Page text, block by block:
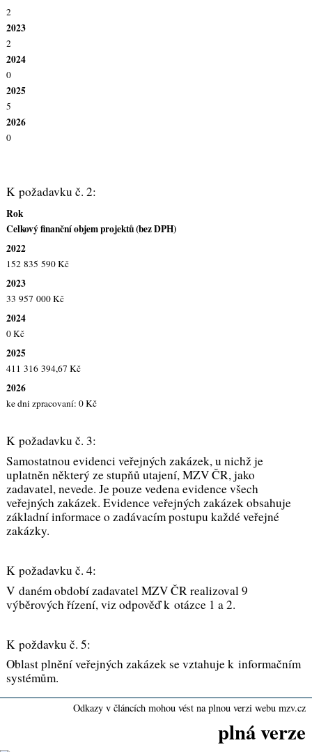
2
2023
2
2024
0
2025
5
2026
0
K požadavku č. 2:
Rok
Celkový finanční objem projektů (bez DPH)
2022
152 835 590 Kč
2023
33 957 000 Kč
2024
0 Kč
2025
411 316 394,67 Kč
2026
ke dni zpracovaní: 0 Kč
K požadavku č. 3:
Samostatnou evidenci veřejných zakázek, u nichž je
uplatněn některý ze stupňů utajení, MZV ČR, jako
zadavatel, nevede. Je pouze vedena evidence všech
veřejných zakázek. Evidence veřejných zakázek obsahuje
základní informace o zadávacím postupu každé veřejné
zakázky.
K požadavku č. 4:
V daném období zadavatel MZV ČR realizoval 9
výběrových řízení, viz odpověď k otázce 1 a 2.
K poždavku č. 5:
Oblast plnění veřejných zakázek se vztahuje k informačním
systémům.
Odkazy v článcích mohou vést na plnou verzi webu mzv.cz
plná verze